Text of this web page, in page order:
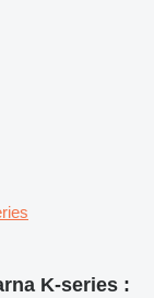
K-series :